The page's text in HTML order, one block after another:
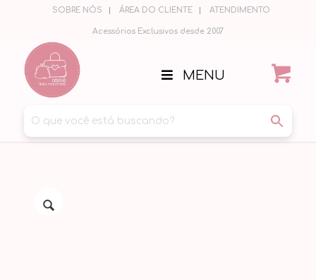
SOBRE NÓS ÁREA DO CLIENTE ATENDIMENTO
Acessórios Exclusivos desde 2007
MENU